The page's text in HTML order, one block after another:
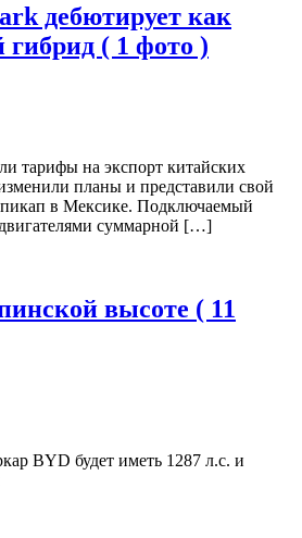
дебютирует как
( 1 фото )
тарифы на экспорт китайских
планы и представили свой
в Мексике. Подключаемый
суммарной […]
высоте ( 11